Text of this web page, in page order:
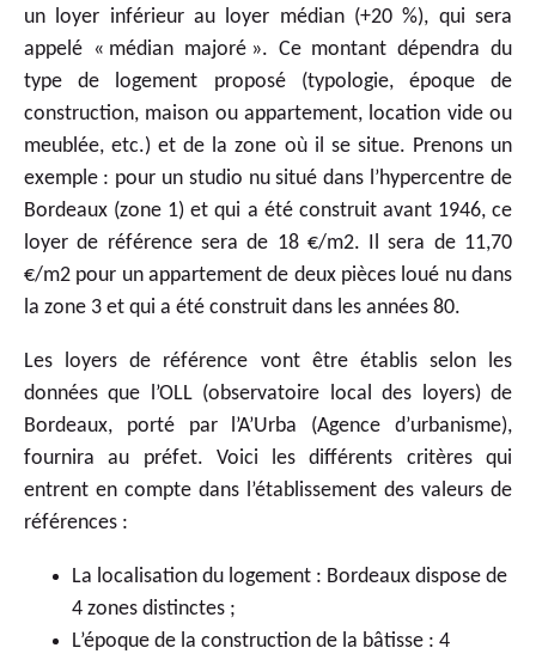
un loyer inférieur au loyer médian (+20 %), qui sera
appelé « médian majoré ». Ce montant dépendra du
type de logement proposé (typologie, époque de
construction, maison ou appartement, location vide ou
meublée, etc.) et de la zone où il se situe. Prenons un
exemple : pour un studio nu situé dans l’hypercentre de
Bordeaux (zone 1) et qui a été construit avant 1946, ce
loyer de référence sera de 18 €/m2. Il sera de 11,70
€/m2 pour un appartement de deux pièces loué nu dans
la zone 3 et qui a été construit dans les années 80.
Les loyers de référence vont être établis selon les
données que l’OLL (observatoire local des loyers) de
Bordeaux, porté par l’A’Urba (Agence d’urbanisme),
fournira au préfet. Voici les différents critères qui
entrent en compte dans l’établissement des valeurs de
références :
La localisation du logement : Bordeaux dispose de
4 zones distinctes ;
L’époque de la construction de la bâtisse : 4